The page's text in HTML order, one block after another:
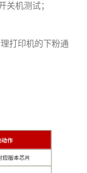
关机测试；
打印机的下粉通